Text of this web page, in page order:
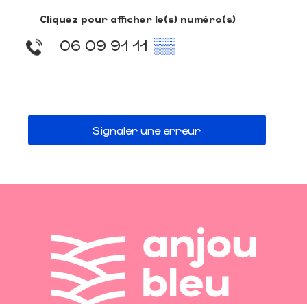
Cliquez pour afficher le(s) numéro(s)
06 09 91 11 ▒▒
Signaler une erreur